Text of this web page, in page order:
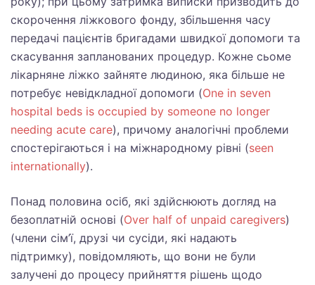
скорочення ліжкового фонду, збільшення часу
передачі пацієнтів бригадами швидкої допомоги та
скасування запланованих процедур. Кожне сьоме
лікарняне ліжко зайняте людиною, яка більше не
потребує невідкладної допомоги (One in seven
hospital beds is occupied by someone no longer
needing acute care), причому аналогічні проблеми
спостерігаються і на міжнародному рівні (seen
internationally).
Понад половина осіб, які здійснюють догляд на
безоплатній основі (Over half of unpaid caregivers)
(члени сім’ї, друзі чи сусіди, які надають
підтримку), повідомляють, що вони не були
залучені до процесу прийняття рішень щодо